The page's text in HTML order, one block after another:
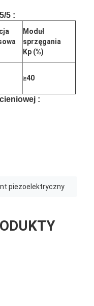
5 :
Moduł
sprzęgania
Kp (%)
≥40
:
piezoelektryczny